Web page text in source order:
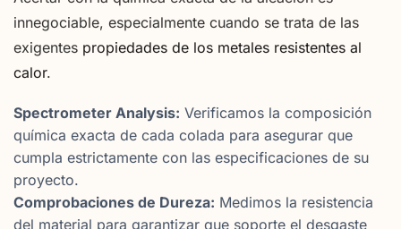
innegociable, especialmente cuando se trata de las
exigentes propiedades de los metales resistentes al
calor.
Spectrometer Analysis: Verificamos la composición
química exacta de cada colada para asegurar que
cumpla estrictamente con las especificaciones de su
proyecto.
Comprobaciones de Dureza: Medimos la resistencia
del material para garantizar que soporte el desgaste